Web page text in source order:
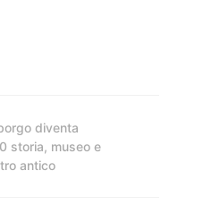
diventa
storia, museo e
antico